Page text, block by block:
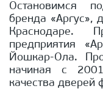
Остановимся
бренда «Аргус»,
Краснодаре.
предприятия
Йошкар-Ола.
начиная с
качества дверей